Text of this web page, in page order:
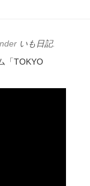
いも日記.
「TOKYO